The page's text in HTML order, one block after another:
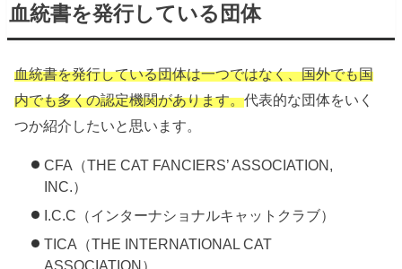
血統書を発行している団体
血統書を発行している団体は一つではなく、国外でも国
内でも多くの認定機関があります。代表的な団体をいく
つか紹介したいと思います。
CFA（THE CAT FANCIERS’ ASSOCIATION,
INC.）
I.C.C（インターナショナルキャットクラブ）
TICA（THE INTERNATIONAL CAT
ASSOCIATION）